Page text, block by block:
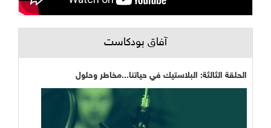
آفاق بودكاست
الحلقة الثالثة: البلاستيك في حياتنا...مخاطر وحلول